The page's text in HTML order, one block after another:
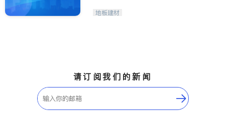
地板建材
请订阅我们的新闻